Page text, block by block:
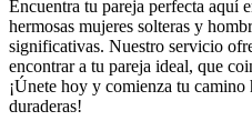
Encuentra tu pareja perfecta aquí
hermosas mujeres solteras y
significativas. Nuestro servicio
encontrar a tu pareja ideal, que
¡Únete hoy y comienza tu
duraderas!